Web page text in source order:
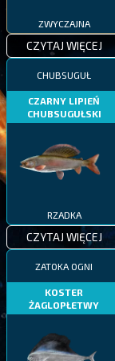
ZWYCZAJNA
CZYTAJ WIĘCEJ
CHUBSUGUŁ
CZARNY LIPIEŃ
CHUBSUGUŁSKI
RZADKA
CZYTAJ WIĘCEJ
ZATOKA OGNI
KOSTER
ŻAGLOPŁETWY